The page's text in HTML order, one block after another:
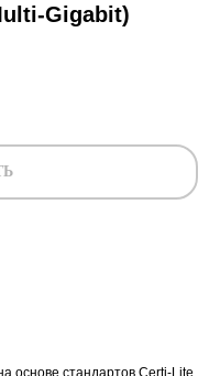
Gigabit)